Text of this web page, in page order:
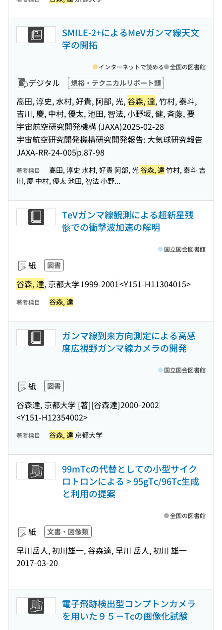
SMILE-2+によるMeVガンマ線天文
学の開拓
デジタル 規格・テクニカルリポート類
高田, 淳史, 水村, 好貴, 阿部, 光,谷森, 達, 竹村, 泰斗,
吉川, 慶, 中村, 優太, 池田, 智法, 小野坂, 健, 斉藤, 要
宇宙航空研究開発機構 (JAXA)2025-02-28
宇宙航空研究開発機構研究開発報告: 大気球研究報告
JAXA-RR-24-005p.87-98
インターネットで読める 全国の図書館
著者標目 高田, 淳史 水村, 好貴 阿部, 光谷森, 達竹村, 泰斗 吉
川, 慶 中村, 優太 池田, 智法 小野...
TeVガンマ線観測による超新星残
骸での衝撃波加速の解明
紙 図書
谷森, 達, 京都大学1999-2001<Y151-H11304015>
国立国会図書館
著者標目 谷森, 達
ガンマ線到来方向測定による高感
度広視野ガンマ線カメラの開発
紙 図書
谷森達, 京都大学 [著][谷森達]2000-2002
<Y151-H12354002>
国立国会図書館
著者標目 谷森, 達 京都大学
99mTcの代替としての小型サイク
ロトロンによる > 95gTc/96Tc生成
と利用の提案
紙 文書・図像類
早川岳人, 初川雄一, 谷森達, 早川 岳人, 初川 雄一
2017-03-20
全国の図書館
電子飛跡検出型コンプトンカメラ
を用いた９５－Tcの画像化試験